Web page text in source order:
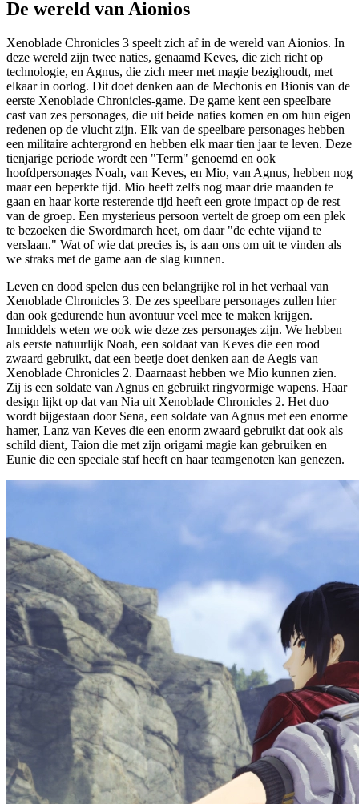
De wereld van Aionios
Xenoblade Chronicles 3 speelt zich af in de wereld van Aionios. In
deze wereld zijn twee naties, genaamd Keves, die zich richt op
technologie, en Agnus, die zich meer met magie bezighoudt, met
elkaar in oorlog. Dit doet denken aan de Mechonis en Bionis van de
eerste Xenoblade Chronicles-game. De game kent een speelbare
cast van zes personages, die uit beide naties komen en om hun eigen
redenen op de vlucht zijn. Elk van de speelbare personages hebben
een militaire achtergrond en hebben elk maar tien jaar te leven. Deze
tienjarige periode wordt een "Term" genoemd en ook
hoofdpersonages Noah, van Keves, en Mio, van Agnus, hebben nog
maar een beperkte tijd. Mio heeft zelfs nog maar drie maanden te
gaan en haar korte resterende tijd heeft een grote impact op de rest
van de groep. Een mysterieus persoon vertelt de groep om een plek
te bezoeken die Swordmarch heet, om daar "de echte vijand te
verslaan." Wat of wie dat precies is, is aan ons om uit te vinden als
we straks met de game aan de slag kunnen.
Leven en dood spelen dus een belangrijke rol in het verhaal van
Xenoblade Chronicles 3. De zes speelbare personages zullen hier
dan ook gedurende hun avontuur veel mee te maken krijgen.
Inmiddels weten we ook wie deze zes personages zijn. We hebben
als eerste natuurlijk Noah, een soldaat van Keves die een rood
zwaard gebruikt, dat een beetje doet denken aan de Aegis van
Xenoblade Chronicles 2. Daarnaast hebben we Mio kunnen zien.
Zij is een soldate van Agnus en gebruikt ringvormige wapens. Haar
design lijkt op dat van Nia uit Xenoblade Chronicles 2. Het duo
wordt bijgestaan door Sena, een soldate van Agnus met een enorme
hamer, Lanz van Keves die een enorm zwaard gebruikt dat ook als
schild dient, Taion die met zijn origami magie kan gebruiken en
Eunie die een speciale staf heeft en haar teamgenoten kan genezen.